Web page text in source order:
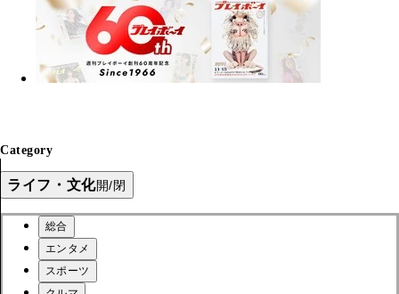
Category
ライフ・文化開/閉
総合
エンタメ
スポーツ